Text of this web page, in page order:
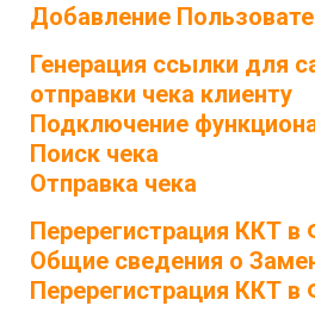
Добавление
Генерация ссылки для
отправки чека клиенту
Подключение
Поиск чека
Отправка чека
Перерегистрация ККТ
Общие сведения о
Перерегистрация ККТ